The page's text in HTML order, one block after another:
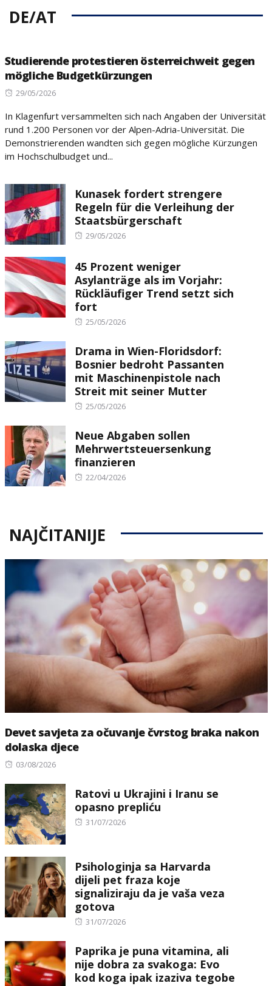
DE/AT
Studierende protestieren österreichweit gegen
mögliche Budgetkürzungen
Posted
29/05/2026
In Klagenfurt versammelten sich nach Angaben der Universität
rund 1.200 Personen vor der Alpen-Adria-Universität. Die
Demonstrierenden wandten sich gegen mögliche Kürzungen
im Hochschulbudget und...
Kunasek fordert strengere
Regeln für die Verleihung der
Staatsbürgerschaft
Posted
29/05/2026
45 Prozent weniger
Asylanträge als im Vorjahr:
Rückläufiger Trend setzt sich
fort
Posted
25/05/2026
Drama in Wien-Floridsdorf:
Bosnier bedroht Passanten
mit Maschinenpistole nach
Streit mit seiner Mutter
Posted
25/05/2026
Neue Abgaben sollen
Mehrwertsteuersenkung
finanzieren
Posted
22/04/2026
NAJČITANIJE
Devet savjeta za očuvanje čvrstog braka nakon
dolaska djece
Posted
03/08/2026
Ratovi u Ukrajini i Iranu se
opasno prepliću
Posted
31/07/2026
Psihologinja sa Harvarda
dijeli pet fraza koje
signaliziraju da je vaša veza
gotova
Posted
31/07/2026
Paprika je puna vitamina, ali
nije dobra za svakoga: Evo
kod koga ipak izaziva tegobe